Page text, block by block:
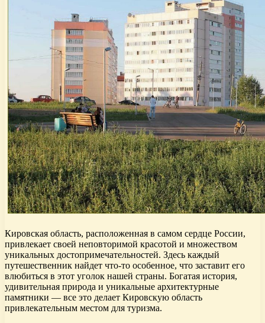
Кировская область, расположенная в самом сердце России,
привлекает своей неповторимой красотой и множеством
уникальных достопримечательностей. Здесь каждый
путешественник найдет что-то особенное, что заставит его
влюбиться в этот уголок нашей страны. Богатая история,
удивительная природа и уникальные архитектурные
памятники — все это делает Кировскую область
привлекательным местом для туризма.